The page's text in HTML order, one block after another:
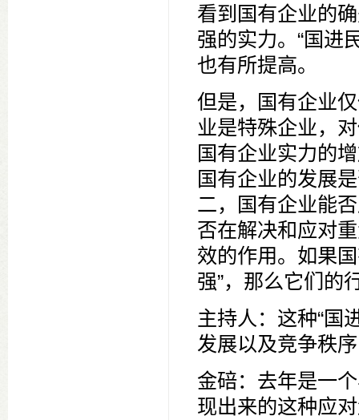
看到国有企业的
强的实力。“国进
也有所提高。
但是，国有企业
业是特殊企业，
国有企业实力的
国有企业的发展
二，国有企业能
否在解决和应对
效的作用。如果
强”，那么它们的
主持人：这种“国
发展以及竞争秩
金碚：去年是一
现出来的这种应